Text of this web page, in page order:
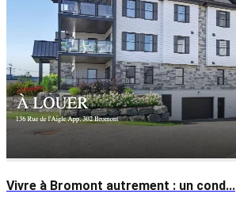
Vivre à Bromont autrement : un cond...